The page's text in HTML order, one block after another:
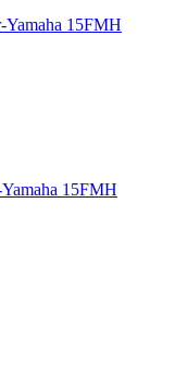
Yamaha 15FMH
15FMH